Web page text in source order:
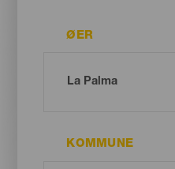
ØER
KOMMUNE